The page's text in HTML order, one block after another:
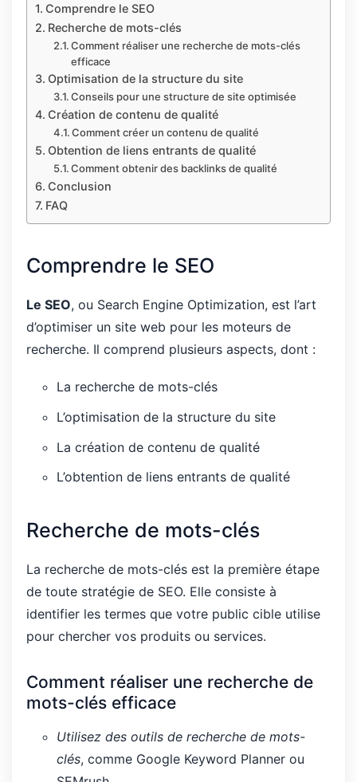
Comprendre le SEO
Recherche de mots-clés
Comment réaliser une recherche de mots-clés
efficace
Optimisation de la structure du site
Conseils pour une structure de site optimisée
Création de contenu de qualité
Comment créer un contenu de qualité
Obtention de liens entrants de qualité
Comment obtenir des backlinks de qualité
Conclusion
FAQ
Comprendre le SEO
Le SEO, ou Search Engine Optimization, est l’art
d’optimiser un site web pour les moteurs de
recherche. Il comprend plusieurs aspects, dont :
La recherche de mots-clés
L’optimisation de la structure du site
La création de contenu de qualité
L’obtention de liens entrants de qualité
Recherche de mots-clés
La recherche de mots-clés est la première étape
de toute stratégie de SEO. Elle consiste à
identifier les termes que votre public cible utilise
pour chercher vos produits ou services.
Comment réaliser une recherche de
mots-clés efficace
Utilisez des outils de recherche de mots-
clés, comme Google Keyword Planner ou